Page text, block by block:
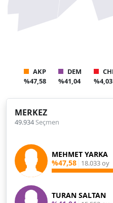
AKP
%47,58
DEM
%41,04
%4,03
MERKEZ
49.934Seçmen
MEHMET YARKA
%47,58 18.033 oy
TURAN SALTAN